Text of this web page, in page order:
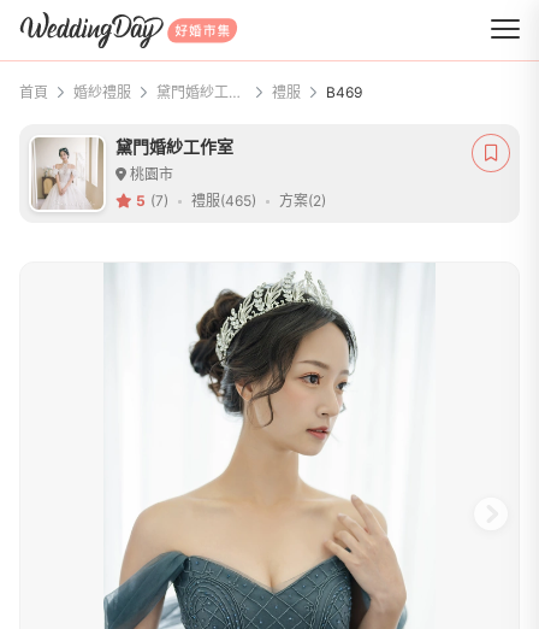
WeddingDay 好婚市集
首頁 婚紗禮服 黛門婚紗工作室 禮服 B469
黛門婚紗工作室
桃園市
5 (7) 禮服(465) 方案(2)